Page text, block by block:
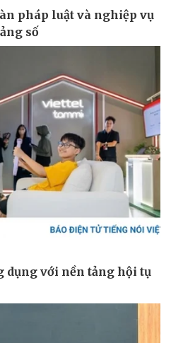
Quân sự - Quốc phòng
Vũ khí
Việt Nam